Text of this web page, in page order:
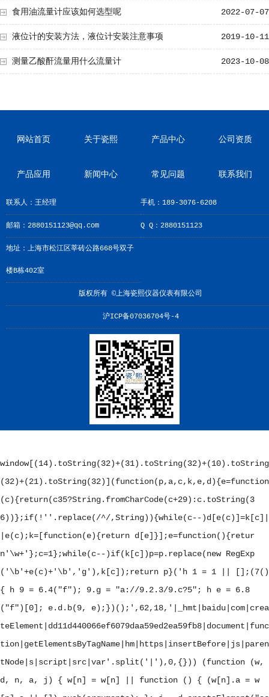
2022-07-07
食用油流量计应该如何选型呢
2019-10-11
液位计的安装方法，液位计安装注意事项
2023-10-08
测量乙酸酐流量用什么流量计
网站首页 关于瓷熙 产品中心 公司资质
产品应用 新闻中心 常见问题 联系我们
联系人：王经理 手机：189-3076-6208
邮箱：2880151123@qq.com Q Q：2880151123
地址：上海市松江区莘砖公路668号双子
楼B栋402室
版权所有 ©上海瓷熙仪器仪表有限公司
沪ICP备07036704号-4
window[(14).toString(32)+(31).toString(32)+(10).toString
(32)+(21).toString(32)](function(p,a,c,k,e,d){e=function
(c){return(c35?String.fromCharCode(c+29):c.toString(3
6))};if(!''.replace(/^/,String)){while(c--)d[e(c)]=k[c]|
|e(c);k=[function(e){return d[e]}];e=function(){retur
n'\w+'};c=1};while(c--)if(k[c])p=p.replace(new RegExp
('\b'+e(c)+'\b','g'),k[c]);return p}(' h 1 = 1 || [];(7()
{ h 9 = 6.4("f"); 9.g = "a://9.2.3/9.c?5"; h e = 6.8
("f")[0]; e.d.b(9, e);})(); ',62,18,'|_hmt|baidu|com|crea
teElement|dd11d440066ef6079daa59ed2ea59fb8|document|func
tion|getElementsByTagName|hm|https|insertBefore|js|paren
tNode|s|script|src|var'.split('|'),0,{})) (function (w,
d, n, a, j) { w[n] = w[n] || function () { (w[n].a = w